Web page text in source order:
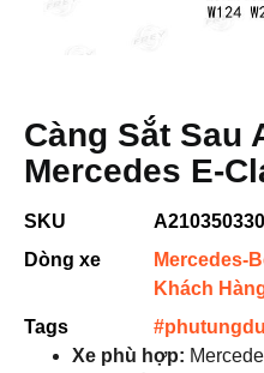
Càng Sắt Sau
Mercedes E-
SKU
Dòng xe
Mercedes-
Khách
Tags
Xe phù hợp: